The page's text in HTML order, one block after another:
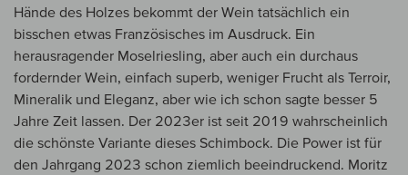
Hände des Holzes bekommt der Wein tatsächlich ein
bisschen etwas Französisches im Ausdruck. Ein
herausragender Moselriesling, aber auch ein durchaus
fordernder Wein, einfach superb, weniger Frucht als Terroir,
Mineralik und Eleganz, aber wie ich schon sagte besser 5
Jahre Zeit lassen. Der 2023er ist seit 2019 wahrscheinlich
die schönste Variante dieses Schimbock. Die Power ist für
den Jahrgang 2023 schon ziemlich beeindruckend. Moritz